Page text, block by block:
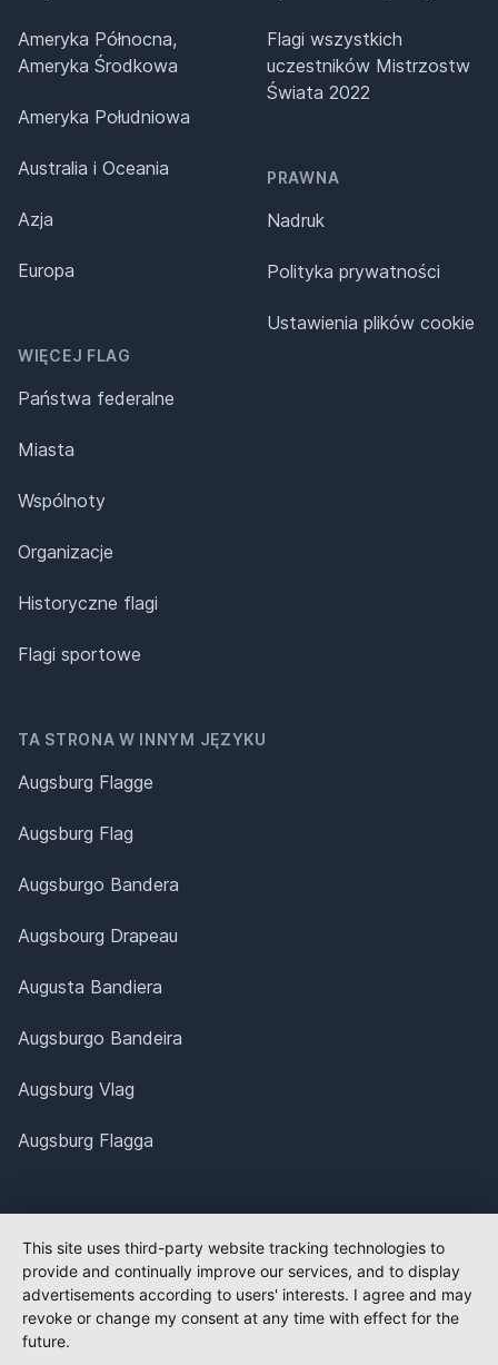
Ameryka Północna,
Ameryka Środkowa
Ameryka Południowa
Australia i Oceania
Azja
Europa
WIĘCEJ FLAG
Państwa federalne
Miasta
Wspólnoty
Organizacje
Historyczne flagi
Flagi sportowe
Flagi wszystkich
uczestników Mistrzostw
Świata 2022
PRAWNA
Nadruk
Polityka prywatności
Ustawienia plików cookie
TA STRONA W INNYM JĘZYKU
Augsburg Flagge
Augsburg Flag
Augsburgo Bandera
Augsbourg Drapeau
Augusta Bandiera
Augsburgo Bandeira
Augsburg Vlag
Augsburg Flagga
This site uses third-party website tracking technologies to
provide and continually improve our services, and to display
advertisements according to users' interests. I agree and may
revoke or change my consent at any time with effect for the
future.